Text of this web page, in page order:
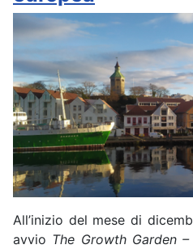
All’inizio del mese di
avvio The Growth Garden